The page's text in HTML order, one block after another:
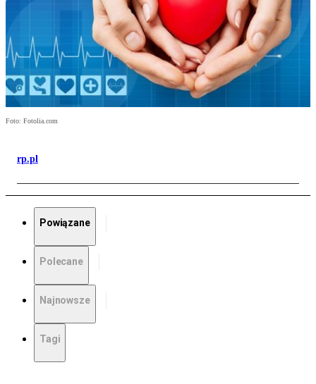
Foto: Fotolia.com
rp.pl
Powiązane
Polecane
Najnowsze
Tagi